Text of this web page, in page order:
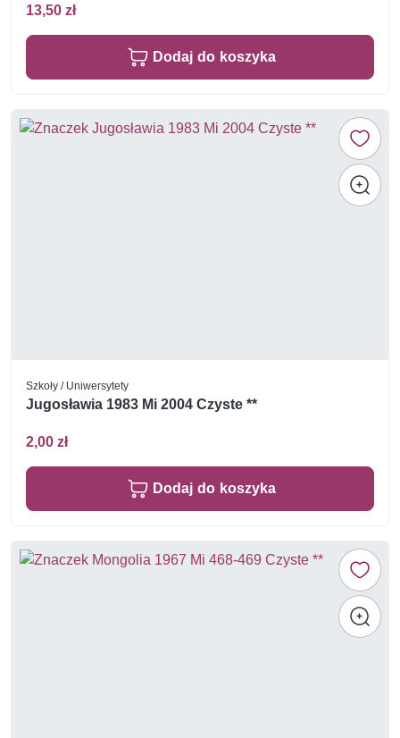
13,50 zł
Dodaj do koszyka
Szkoły / Uniwersytety
Jugosławia 1983 Mi 2004 Czyste **
2,00 zł
Dodaj do koszyka